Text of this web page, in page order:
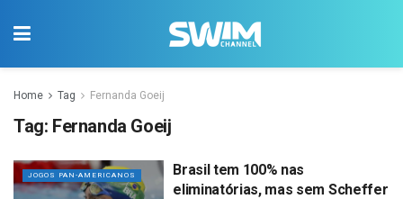
Home Tag Fernanda Goeij
Tag: Fernanda Goeij
JOGOS PAN-AMERICANOS
Brasil tem 100% nas
eliminatórias, mas sem Scheffer